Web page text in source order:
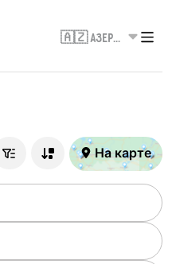
🇦🇿 Азербайджан
На карте